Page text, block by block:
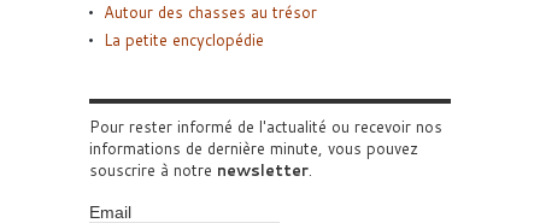
Autour des chasses au trésor
La petite encyclopédie
Pour rester informé de l'actualité ou recevoir nos
informations de dernière minute, vous pouvez
souscrire à notre newsletter.
Email